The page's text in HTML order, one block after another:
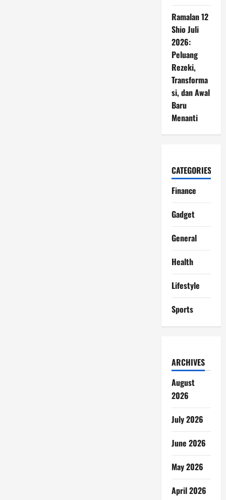
Ramalan 12
Shio Juli
2026:
Peluang
Rezeki,
Transforma
si, dan Awal
Baru
Menanti
CATEGORIES
Finance
Gadget
General
Health
Lifestyle
Sports
ARCHIVES
August
2026
July 2026
June 2026
May 2026
April 2026